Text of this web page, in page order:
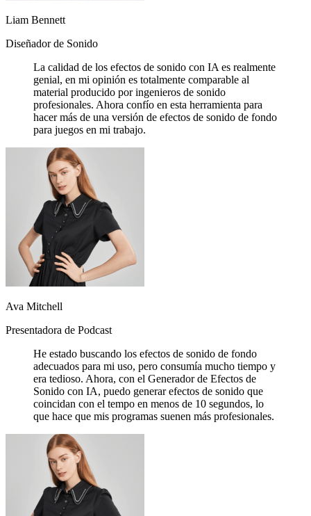
Liam Bennett
Diseñador de Sonido
La calidad de los efectos de sonido con IA es realmente
genial, en mi opinión es totalmente comparable al
material producido por ingenieros de sonido
profesionales. Ahora confío en esta herramienta para
hacer más de una versión de efectos de sonido de fondo
para juegos en mi trabajo.
Ava Mitchell
Presentadora de Podcast
He estado buscando los efectos de sonido de fondo
adecuados para mi uso, pero consumía mucho tiempo y
era tedioso. Ahora, con el Generador de Efectos de
Sonido con IA, puedo generar efectos de sonido que
coincidan con el tempo en menos de 10 segundos, lo
que hace que mis programas suenen más profesionales.